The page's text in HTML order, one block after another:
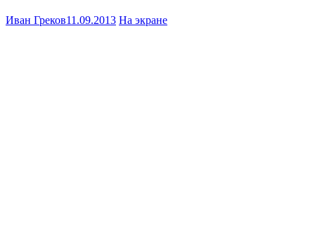
Иван Греков11.09.2013 На экране